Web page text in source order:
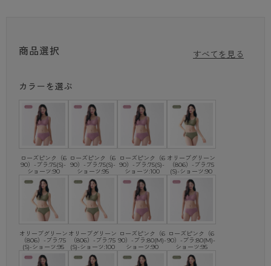
商品選択 すべてを見る
カラーを選ぶ
ローズピンク（6
90）-ブラ:75(S)-
ショーツ:90
ローズピンク（6
90）-ブラ:75(S)-
ショーツ:95
ローズピンク（6
90）-ブラ:75(S)-
ショーツ:100
オリーブグリーン
（806）-ブラ:75
(S)-ショーツ:90
オリーブグリーン
（806）-ブラ:75
(S)-ショーツ:95
オリーブグリーン
（806）-ブラ:75
(S)-ショーツ:100
ローズピンク（6
90）-ブラ:80(M)-
ショーツ:90
ローズピンク（6
90）-ブラ:80(M)-
ショーツ:95